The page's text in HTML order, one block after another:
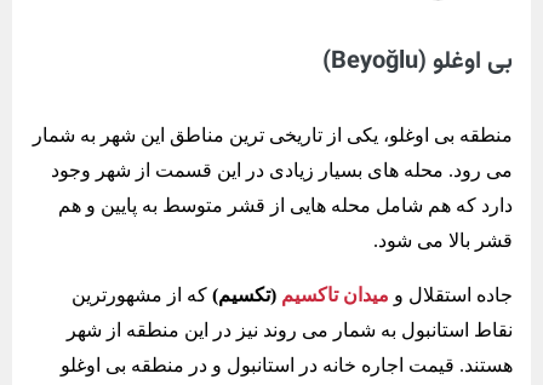
بی اوغلو (Beyoğlu)
منطقه بی اوغلو، یکی از تاریخی ترین مناطق این شهر به شمار
می رود. محله های بسیار زیادی در این قسمت از شهر وجود
دارد که هم شامل محله هایی از قشر متوسط به پایین و هم
قشر بالا می شود.
جاده استقلال و میدان تاکسیم (تکسیم) که از مشهورترین
نقاط استانبول به شمار می روند نیز در این منطقه از شهر
هستند. قیمت اجاره خانه در استانبول و در منطقه بی اوغلو